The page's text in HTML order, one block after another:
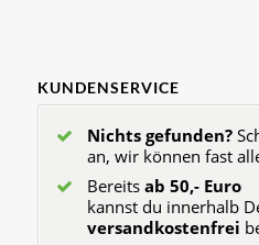
KUNDENSERVICE
Nichts gefunden?
an, wir können fast
Bereits ab 50,- Euro
kannst du innerhalb
versandkostenfrei